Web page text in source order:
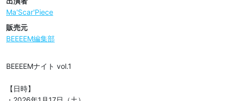
Ma'Scar'Piece
販売元
BEEEEM編集部
BEEEEMナイト vol.1
【日時】